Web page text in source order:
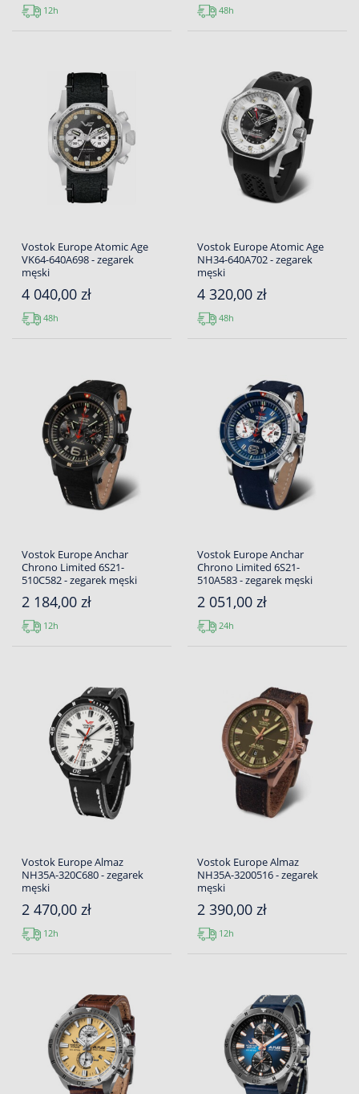
12h 48h
Vostok Europe Atomic Age
VK64-640A698 - zegarek
męski
4 040,00 zł
48h
Vostok Europe Atomic Age
NH34-640A702 - zegarek
męski
4 320,00 zł
48h
Vostok Europe Anchar
Chrono Limited 6S21-
510C582 - zegarek męski
2 184,00 zł
12h
Vostok Europe Anchar
Chrono Limited 6S21-
510A583 - zegarek męski
2 051,00 zł
24h
Vostok Europe Almaz
NH35A-320C680 - zegarek
męski
2 470,00 zł
12h
Vostok Europe Almaz
NH35A-3200516 - zegarek
męski
2 390,00 zł
12h